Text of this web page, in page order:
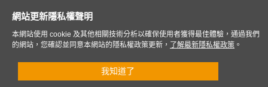
網站更新隱私權聲明
本網站使用 cookie 及其他相關技術分析以確保使用者獲得最佳體驗，通過我們
的網站，您確認並同意本網站的隱私權政策更新，
了解最新隱私權政策 。
我知道了